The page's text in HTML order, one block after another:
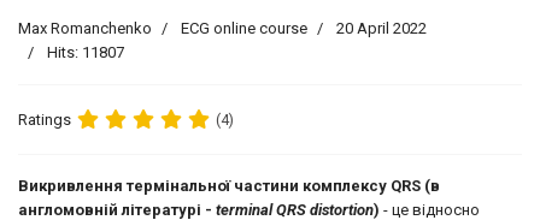
Max Romanchenko ECG online course
20 April 2022
Hits: 11807
Ratings (4)
Викривлення термінальної частини комплексу QRS (в
англомовній літературі - terminal QRS distortion) - це відносно